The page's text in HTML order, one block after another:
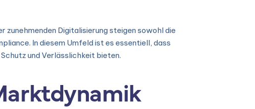
Digitalisierung steigen sowohl die
In diesem Umfeld ist es essentiell, dass
und Verlässlichkeit bieten.